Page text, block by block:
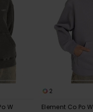
W
2
Element Co Po W